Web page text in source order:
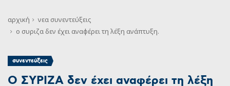
αρχική νεα συνεντεύξεις
o συριζα δεν έχει αναφέρει τη λέξη ανάπτυξη.
συνεντεύξεις
O ΣΥΡΙΖΑ δεν έχει αναφέρει τη λέξη